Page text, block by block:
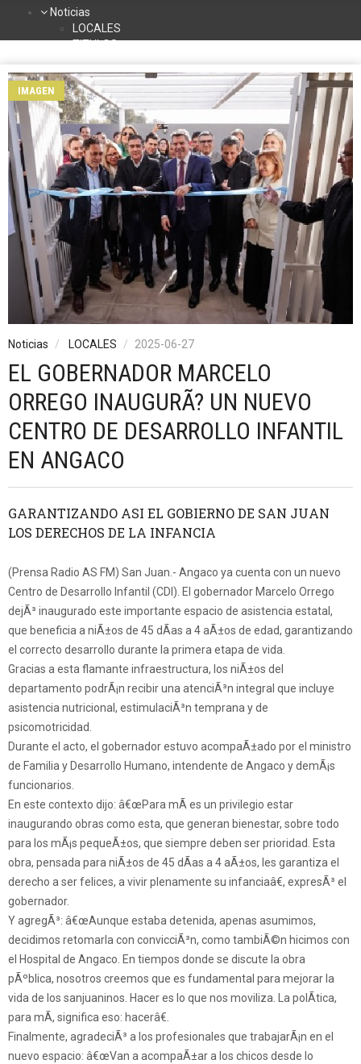
Noticias
LOCALES
TITULOS
NACIONALES
INTERNACIONALES
TURISMO
La Radio
Contacto
Programación
IMAGEN
Noticias LOCALES 2025-06-27
EL GOBERNADOR MARCELO
ORREGO INAUGURÃ? UN NUEVO
CENTRO DE DESARROLLO INFANTIL
EN ANGACO
GARANTIZANDO ASI EL GOBIERNO DE SAN JUAN
LOS DERECHOS DE LA INFANCIA
(Prensa Radio AS FM) San Juan.- Angaco ya cuenta con un nuevo
Centro de Desarrollo Infantil (CDI). El gobernador Marcelo Orrego
dejÃ³ inaugurado este importante espacio de asistencia estatal,
que beneficia a niÃ±os de 45 dÃ­as a 4 aÃ±os de edad, garantizando
el correcto desarrollo durante la primera etapa de vida.
Gracias a esta flamante infraestructura, los niÃ±os del
departamento podrÃ¡n recibir una atenciÃ³n integral que incluye
asistencia nutricional, estimulaciÃ³n temprana y de
psicomotricidad.
Durante el acto, el gobernador estuvo acompaÃ±ado por el ministro
de Familia y Desarrollo Humano, intendente de Angaco y demÃ¡s
funcionarios.
En este contexto dijo: â€œPara mÃ­ es un privilegio estar
inaugurando obras como esta, que generan bienestar, sobre todo
para los mÃ¡s pequeÃ±os, que siempre deben ser prioridad. Esta
obra, pensada para niÃ±os de 45 dÃ­as a 4 aÃ±os, les garantiza el
derecho a ser felices, a vivir plenamente su infanciaâ€, expresÃ³ el
gobernador.
Y agregÃ³: â€œAunque estaba detenida, apenas asumimos,
decidimos retomarla con convicciÃ³n, como tambiÃ©n hicimos con
el Hospital de Angaco. En tiempos donde se discute la obra
pÃºblica, nosotros creemos que es fundamental para mejorar la
vida de los sanjuaninos. Hacer es lo que nos moviliza. La polÃ­tica,
para mÃ­, significa eso: hacerâ€.
Finalmente, agradeciÃ³ a los profesionales que trabajarÃ¡n en el
nuevo espacio: â€œVan a acompaÃ±ar a los chicos desde lo